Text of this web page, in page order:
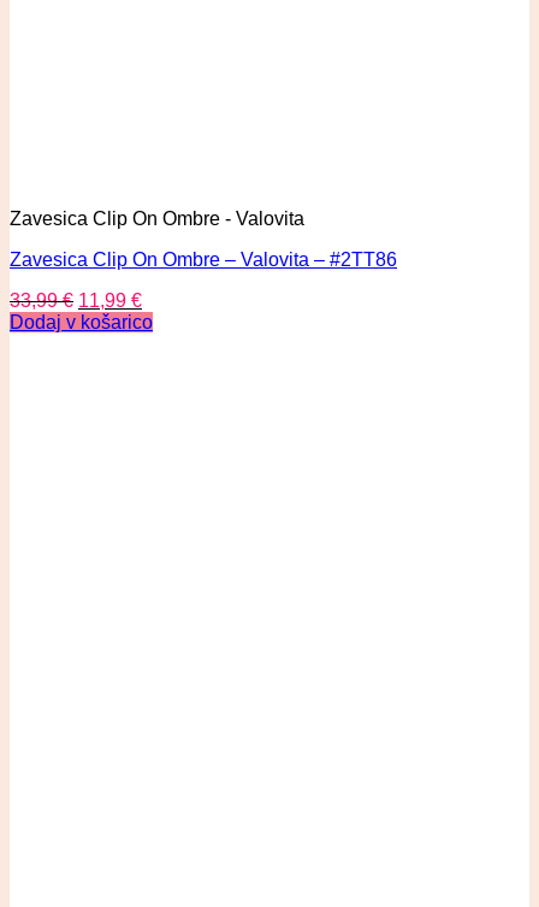
Zavesica Clip On Ombre - Valovita
Zavesica Clip On Ombre – Valovita – #2TT86
33,99€ 11,99 €
Dodaj v košarico